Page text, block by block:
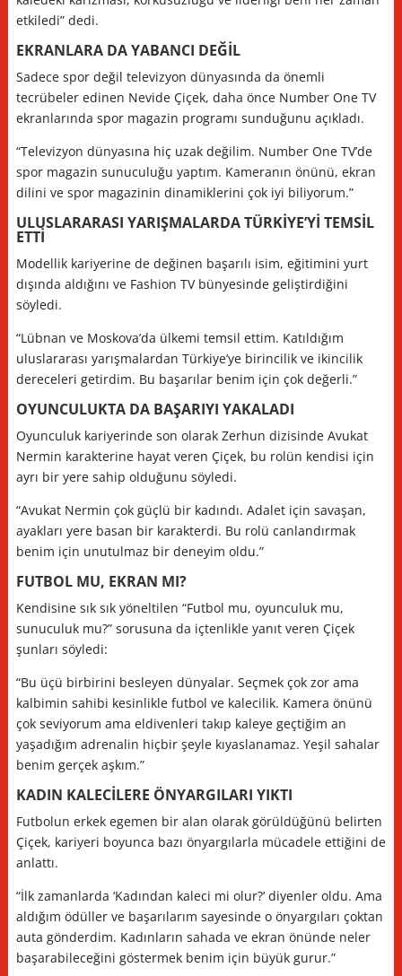
etkiledi” dedi.
EKRANLARA DA YABANCI DEĞİL
Sadece spor değil televizyon dünyasında da önemli
tecrübeler edinen Nevide Çiçek, daha önce Number One TV
ekranlarında spor magazin programı sunduğunu açıkladı.
“Televizyon dünyasına hiç uzak değilim. Number One TV’de
spor magazin sunuculuğu yaptım. Kameranın önünü, ekran
dilini ve spor magazinin dinamiklerini çok iyi biliyorum.”
ULUSLARARASI YARIŞMALARDA TÜRKİYE’Yİ TEMSİL
ETTİ
Modellik kariyerine de değinen başarılı isim, eğitimini yurt
dışında aldığını ve Fashion TV bünyesinde geliştirdiğini
söyledi.
“Lübnan ve Moskova’da ülkemi temsil ettim. Katıldığım
uluslararası yarışmalardan Türkiye’ye birincilik ve ikincilik
dereceleri getirdim. Bu başarılar benim için çok değerli.”
OYUNCULUKTA DA BAŞARIYI YAKALADI
Oyunculuk kariyerinde son olarak Zerhun dizisinde Avukat
Nermin karakterine hayat veren Çiçek, bu rolün kendisi için
ayrı bir yere sahip olduğunu söyledi.
“Avukat Nermin çok güçlü bir kadındı. Adalet için savaşan,
ayakları yere basan bir karakterdi. Bu rolü canlandırmak
benim için unutulmaz bir deneyim oldu.”
FUTBOL MU, EKRAN MI?
Kendisine sık sık yöneltilen “Futbol mu, oyunculuk mu,
sunuculuk mu?” sorusuna da içtenlikle yanıt veren Çiçek
şunları söyledi:
“Bu üçü birbirini besleyen dünyalar. Seçmek çok zor ama
kalbimin sahibi kesinlikle futbol ve kalecilik. Kamera önünü
çok seviyorum ama eldivenleri takıp kaleye geçtiğim an
yaşadığım adrenalin hiçbir şeyle kıyaslanamaz. Yeşil sahalar
benim gerçek aşkım.”
KADIN KALECİLERE ÖNYARGILARI YIKTI
Futbolun erkek egemen bir alan olarak görüldüğünü belirten
Çiçek, kariyeri boyunca bazı önyargılarla mücadele ettiğini de
anlattı.
“İlk zamanlarda ‘Kadından kaleci mi olur?’ diyenler oldu. Ama
aldığım ödüller ve başarılarım sayesinde o önyargıları çoktan
auta gönderdim. Kadınların sahada ve ekran önünde neler
başarabileceğini göstermek benim için büyük gurur.”